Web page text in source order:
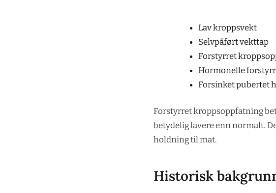
Lav kroppsvekt
Selvpåført vekttap
Forstyrret
Hormonelle
Forsinket pubertet
Forstyrret kroppsoppfatning
betydelig lavere enn normalt.
holdning til mat.
Historisk